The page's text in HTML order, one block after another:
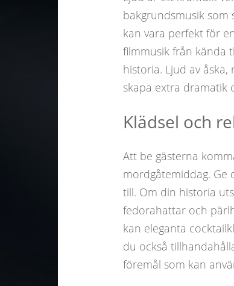
bakgrundsmusik som
kan vara perfekt för
filmmusik från kända
historia. Ljud av
skapa extra dramatik
Klädsel och
Att be gästerna
mordgåtemiddag. Ge
till. Om din historia
fedorahattar och
kan eleganta
du också
föremål som kan